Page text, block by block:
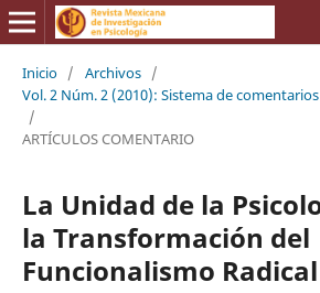
Inicio / Archivos /
Vol. 2 Núm. 2 (2010): Sistema de
/
ARTÍCULOS COMENTARIO
La Unidad de la
la Transformación del
Funcionalismo Radical